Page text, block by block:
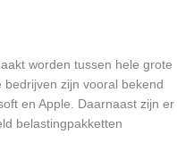
worden tussen hele grote
zijn vooral bekend
en Apple. Daarnaast zijn er
belastingpakketten